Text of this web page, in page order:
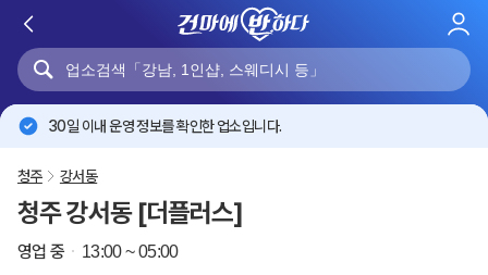
로
30일 이내 운영 정보를 확인한 업소입니다.
청주 강서동
청주 강서동 [더플러스]
영업 중 13:00 ~ 05:00